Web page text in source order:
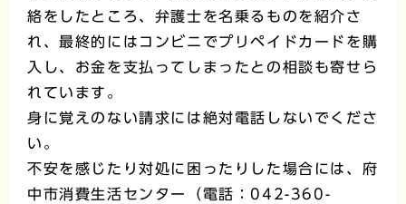
絡をしたところ、弁護士を名乗るものを紹介さ
れ、最終的にはコンビニでプリペイドカードを購
入し、お金を支払ってしまったとの相談も寄せら
れています。
身に覚えのない請求には絶対電話しないでくださ
い。
不安を感じたり対処に困ったりした場合には、府
中市消費生活センター（電話：042-360-